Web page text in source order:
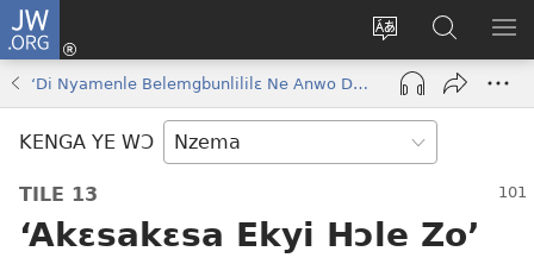
JW.ORG
Kakyi
wɛbsaete
ne
aneɛ
Kɔ
Nu
(opens
window)
Kpondɛ
JW.ORG
‘Di Nyamenle Belemgbunlililɛ Ne Anwo Daselɛ Bɔkɔɔ’
KENGA YE WƆ
TILE 13
‘Akɛsakɛsa Ekyi Hɔle Zo’